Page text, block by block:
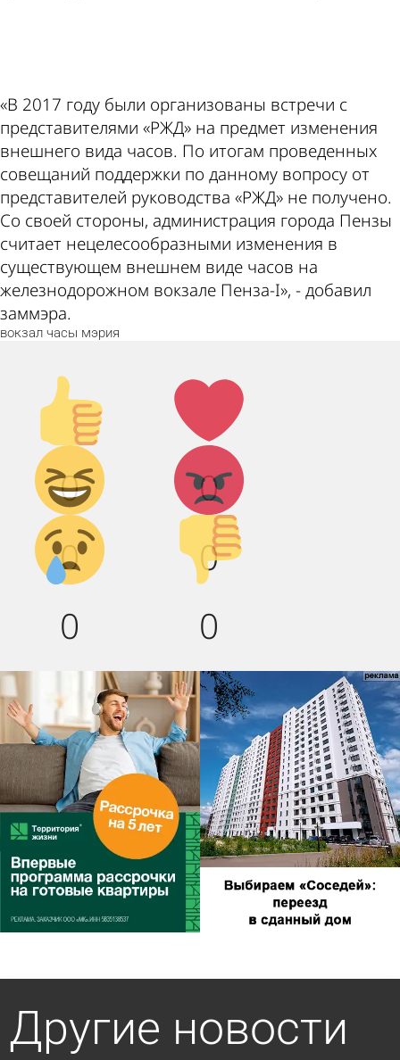
«В 2017 году были организованы встречи с
представителями «РЖД» на предмет изменения
внешнего вида часов. По итогам проведенных
совещаний поддержки по данному вопросу от
представителей руководства «РЖД» не получено.
Со своей стороны, администрация города Пензы
считает нецелесообразными изменения в
существующем внешнем виде часов на
железнодорожном вокзале Пенза-I», - добавил
заммэра.
вокзал часы мэрия
Палец
вверх!
0
Лайк!
0
Дикий
смех!
0
Агрессия!
0
Грусть :(
0
Палец
вниз!
0
Другие новости